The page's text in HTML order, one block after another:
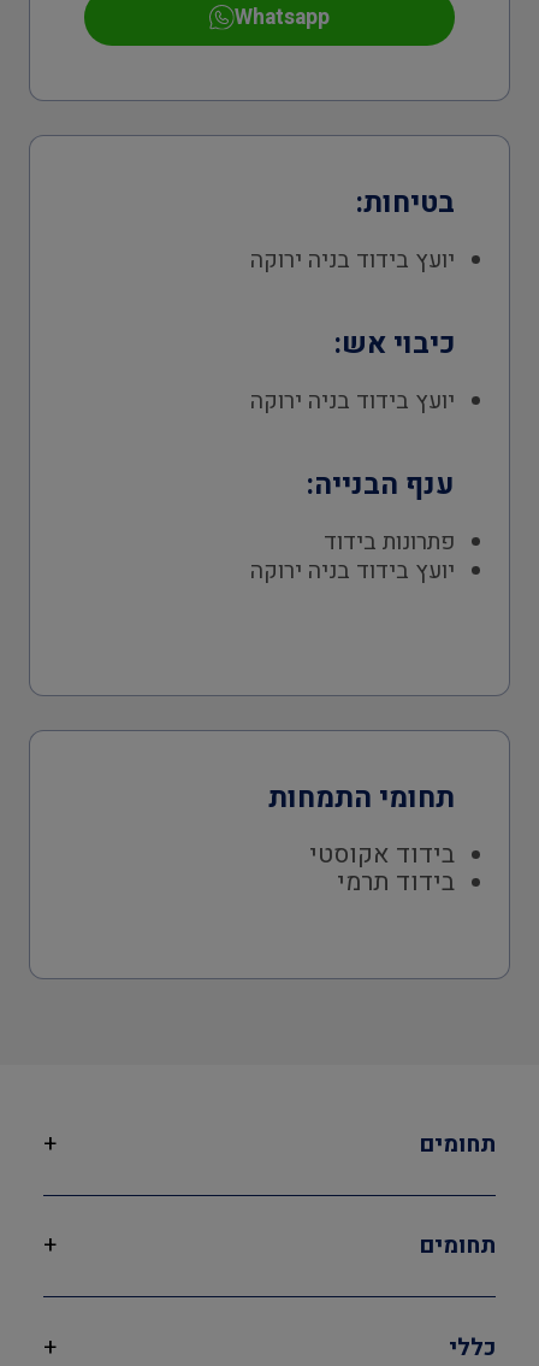
Whatsapp
בטיחות:
יועץ בידוד בניה ירוקה
כיבוי אש:
יועץ בידוד בניה ירוקה
ענף הבנייה:
פתרונות בידוד
יועץ בידוד בניה ירוקה
תחומי התמחות
בידוד אקוסטי
בידוד תרמי
תחומים +
תחומים +
בטיחות
כללי +